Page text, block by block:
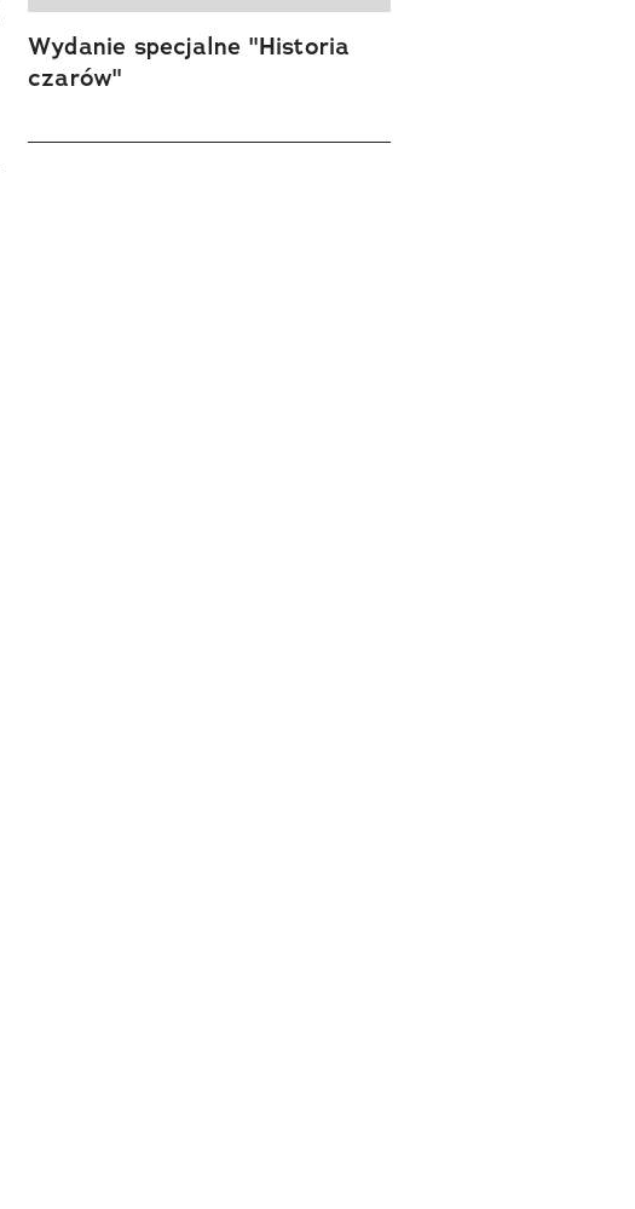
Wydanie specjalne "Historia
czarów"